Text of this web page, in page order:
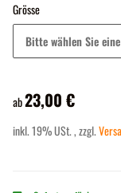
Grösse
Bitte wählen Sie
ab23,00 €
inkl. 19% USt. , zzgl.